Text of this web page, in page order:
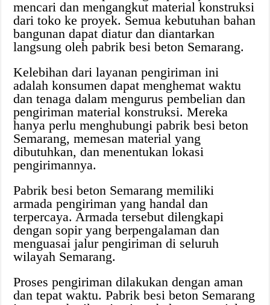
mencari dan mengangkut material konstruksi
dari toko ke proyek. Semua kebutuhan bahan
bangunan dapat diatur dan diantarkan
langsung oleh pabrik besi beton Semarang.
Kelebihan dari layanan pengiriman ini
adalah konsumen dapat menghemat waktu
dan tenaga dalam mengurus pembelian dan
pengiriman material konstruksi. Mereka
hanya perlu menghubungi pabrik besi beton
Semarang, memesan material yang
dibutuhkan, dan menentukan lokasi
pengirimannya.
Pabrik besi beton Semarang memiliki
armada pengiriman yang handal dan
terpercaya. Armada tersebut dilengkapi
dengan sopir yang berpengalaman dan
menguasai jalur pengiriman di seluruh
wilayah Semarang.
Proses pengiriman dilakukan dengan aman
dan tepat waktu. Pabrik besi beton Semarang